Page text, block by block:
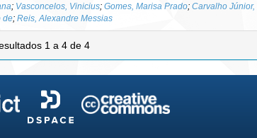
; Vasconcelos, Vinicius; Gomes, Marisa Prado; Carvalho Júnior,
de; Reis, Alexandre Messias
1 a 4 de 4